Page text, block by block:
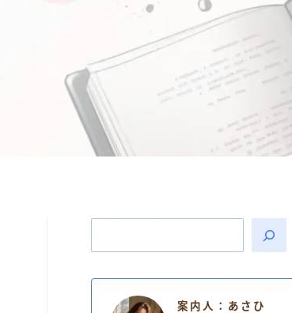
案内人：あさひ